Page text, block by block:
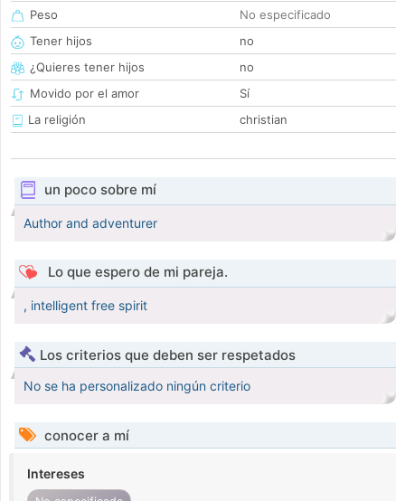
Peso
No especificado
Tener hijos
no
¿Quieres tener hijos
no
Movido por el amor
Sí
La religión
christian
un poco sobre mí
Author and adventurer
Lo que espero de mi pareja.
, intelligent free spirit
Los criterios que deben ser respetados
No se ha personalizado ningún criterio
conocer a mí
Intereses